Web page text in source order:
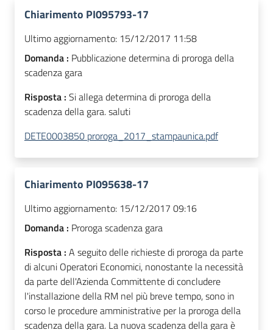
Chiarimento PI095793-17
Ultimo aggiornamento: 15/12/2017 11:58
Domanda : Pubblicazione determina di proroga della
scadenza gara
Risposta : Si allega determina di proroga della
scadenza della gara. saluti
DETE0003850 proroga_2017_stampaunica.pdf
Chiarimento PI095638-17
Ultimo aggiornamento: 15/12/2017 09:16
Domanda : Proroga scadenza gara
Risposta : A seguito delle richieste di proroga da parte
di alcuni Operatori Economici, nonostante la necessità
da parte dell'Azienda Committente di concludere
l'installazione della RM nel più breve tempo, sono in
corso le procedure amministrative per la proroga della
scadenza della gara. La nuova scadenza della gara è